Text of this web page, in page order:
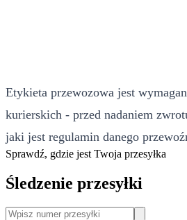
Etykieta przewozowa jest
kurierskich - przed nadaniem
jaki jest regulamin danego
Sprawdź, gdzie jest Twoja przesyłka
Śledzenie przesyłki